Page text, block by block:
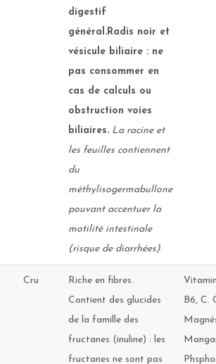
digestif
général.Radis noir et
vésicule biliaire : ne
pas consommer en
cas de calculs ou
obstruction voies
biliaires. La racine et
les feuilles contiennent
du
méthylisogermabullone
pouvant accentuer la
motilité intestinale
(risque de diarrhées).
Cru
Riche en fibres.
Contient des glucides
de la famille des
fructanes (inuline) : les
fructanes ne sont pas
B6, C.